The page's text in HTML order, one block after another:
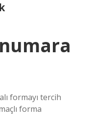
formayı tercih
forma